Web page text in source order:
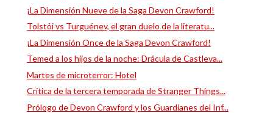
¡La Dimensión Nueve de la Saga Devon Crawford!
Tolstói vs Turguénev, el gran duelo de la literatu...
¡La Dimensión Once de la Saga Devon Crawford!
Temed a los hijos de la noche: Drácula de Castleva...
Martes de microterror: Hotel
Crítica de la tercera temporada de Stranger Things...
Prólogo de Devon Crawford y los Guardianes del Inf...